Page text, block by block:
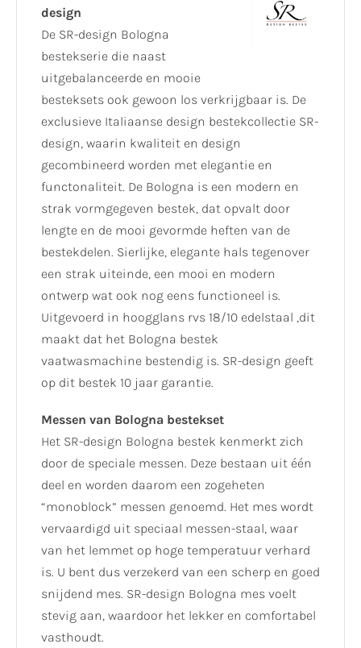
design
De SR-design Bologna
bestekserie die naast
uitgebalanceerde en mooie
besteksets ook gewoon los verkrijgbaar is. De
exclusieve Italiaanse design bestekcollectie SR-
design, waarin kwaliteit en design
gecombineerd worden met elegantie en
functonaliteit. De Bologna is een modern en
strak vormgegeven bestek, dat opvalt door
lengte en de mooi gevormde heften van de
bestekdelen. Sierlijke, elegante hals tegenover
een strak uiteinde, een mooi en modern
ontwerp wat ook nog eens functioneel is.
Uitgevoerd in hoogglans rvs 18/10 edelstaal ,dit
maakt dat het Bologna bestek
vaatwasmachine bestendig is. SR-design geeft
op dit bestek 10 jaar garantie.
Messen van Bologna bestekset
Het SR-design Bologna bestek kenmerkt zich
door de speciale messen. Deze bestaan uit één
deel en worden daarom een zogeheten
“monoblock” messen genoemd. Het mes wordt
vervaardigd uit speciaal messen-staal, waar
van het lemmet op hoge temperatuur verhard
is. U bent dus verzekerd van een scherp en goed
snijdend mes. SR-design Bologna mes voelt
stevig aan, waardoor het lekker en comfortabel
vasthoudt.